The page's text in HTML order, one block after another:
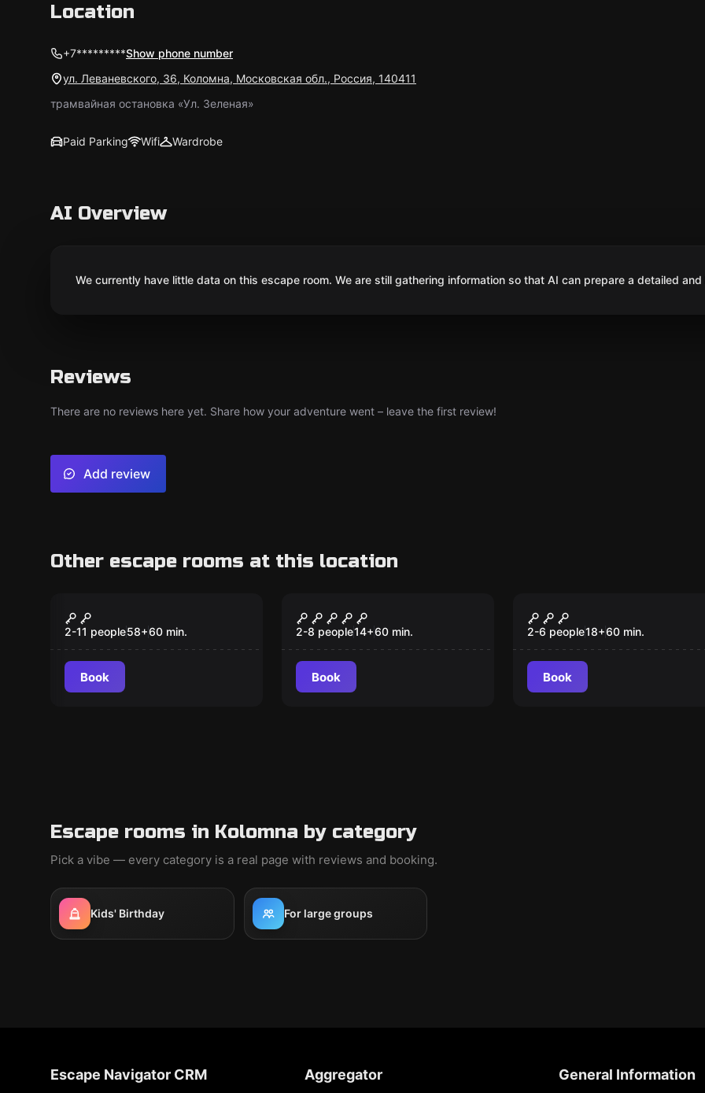
Location
+7*********Show phone number
ул. Леваневского, 36, Коломна, Московская обл., Россия, 140411
трамвайная остановка «Ул. Зеленая»
Paid Parking Wifi Wardrobe
AI Overview
We currently have little data on this escape room. We are still gathering information so that AI can prepare a detailed
Reviews
There are no reviews here yet. Share how your adventure went – leave the first review!
Add review
Other escape rooms at this location
Один день на острове
2-11 people58+60 min.
Book
Психушка
2-8 people14+60 min.
Book
Мясо
2-6 people18+60 min.
Book
Escape rooms in Kolomna by category
Pick a vibe — every category is a real page with reviews and booking.
Kids' Birthday For large groups
Escape Navigator CRM Aggregator General Information